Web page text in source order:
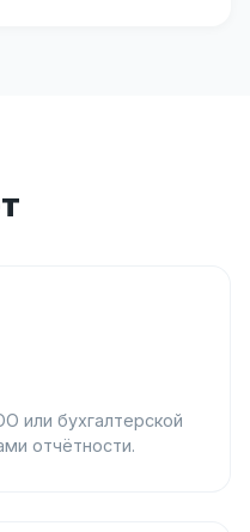
или бухгалтерской
отчётности.